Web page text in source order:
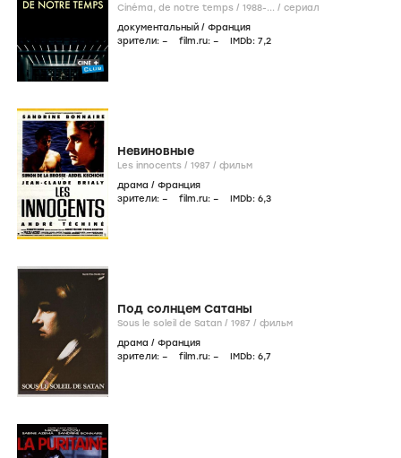
Cinéma, de notre temps / 1988-... / сериал
документальный / Франция
зрители: – film.ru: – IMDb: 7,2
Невиновные
Les innocents / 1987 / фильм
драма / Франция
зрители: – film.ru: – IMDb: 6,3
Под солнцем Сатаны
Sous le soleil de Satan / 1987 / фильм
драма / Франция
зрители: – film.ru: – IMDb: 6,7